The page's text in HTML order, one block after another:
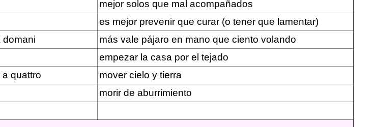
mejor solos que mal acompañados
es mejor prevenir que curar (o tener que lamentar)
domani
más vale pájaro en mano que ciento volando
empezar la casa por el tejado
quattro
mover cielo y tierra
morir de aburrimiento